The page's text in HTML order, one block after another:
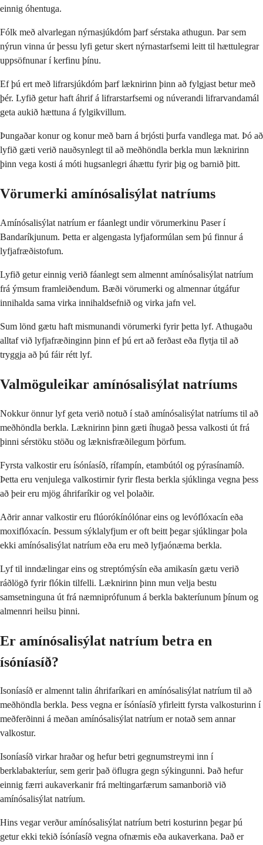
einnig óhentuga.
Fólk með alvarlegan nýrnasjúkdóm þarf sérstaka athugun. Þar sem
nýrun vinna úr þessu lyfi getur skert nýrnastarfsemi leitt til hættulegrar
uppsöfnunar í kerfinu þínu.
Ef þú ert með lifrarsjúkdóm þarf læknirinn þinn að fylgjast betur með
þér. Lyfið getur haft áhrif á lifrarstarfsemi og núverandi lifrarvandamál
geta aukið hættuna á fylgikvillum.
Þungaðar konur og konur með barn á brjósti þurfa vandlega mat. Þó að
lyfið gæti verið nauðsynlegt til að meðhöndla berkla mun læknirinn
þinn vega kosti á móti hugsanlegri áhættu fyrir þig og barnið þitt.
Vörumerki amínósalisýlat natríums
Amínósalisýlat natríum er fáanlegt undir vörumerkinu Paser í
Bandaríkjunum. Þetta er algengasta lyfjaformúlan sem þú finnur á
lyfjafræðistofum.
Lyfið getur einnig verið fáanlegt sem almennt amínósalisýlat natríum
frá ýmsum framleiðendum. Bæði vörumerki og almennar útgáfur
innihalda sama virka innihaldsefnið og virka jafn vel.
Sum lönd gætu haft mismunandi vörumerki fyrir þetta lyf. Athugaðu
alltaf við lyfjafræðinginn þinn ef þú ert að ferðast eða flytja til að
tryggja að þú fáir rétt lyf.
Valmöguleikar amínósalisýlat natríums
Nokkur önnur lyf geta verið notuð í stað amínósalisýlat natríums til að
meðhöndla berkla. Læknirinn þinn gæti íhugað þessa valkosti út frá
þinni sérstöku stöðu og læknisfræðilegum þörfum.
Fyrsta valkostir eru ísóníasíð, rífampín, etambútól og pýrasínamíð.
Þetta eru venjulega valkostirnir fyrir flesta berkla sjúklinga vegna þess
að þeir eru mjög áhrifaríkir og vel þolaðir.
Aðrir annar valkostir eru flúorókínólónar eins og levóflóxacín eða
moxiflóxacín. Þessum sýklalyfjum er oft beitt þegar sjúklingar þola
ekki amínósalisýlat natríum eða eru með lyfjaónæma berkla.
Lyf til inndælingar eins og streptómýsín eða amikasín gætu verið
ráðlögð fyrir flókin tilfelli. Læknirinn þinn mun velja bestu
samsetninguna út frá næmniprófunum á berkla bakteríunum þínum og
almennri heilsu þinni.
Er amínósalisýlat natríum betra en
ísóníasíð?
Isoníasíð er almennt talin áhrifaríkari en amínósalisýlat natríum til að
meðhöndla berkla. Þess vegna er ísóníasíð yfirleitt fyrsta valkosturinn í
meðferðinni á meðan amínósalisýlat natríum er notað sem annar
valkostur.
Isoníasíð virkar hraðar og hefur betri gegnumstreymi inn í
berklabakteríur, sem gerir það öflugra gegn sýkingunni. Það hefur
einnig færri aukaverkanir frá meltingarfærum samanborið við
amínósalisýlat natríum.
Hins vegar verður amínósalisýlat natríum betri kosturinn þegar þú
getur ekki tekið ísóníasíð vegna ofnæmis eða aukaverkana. Það er